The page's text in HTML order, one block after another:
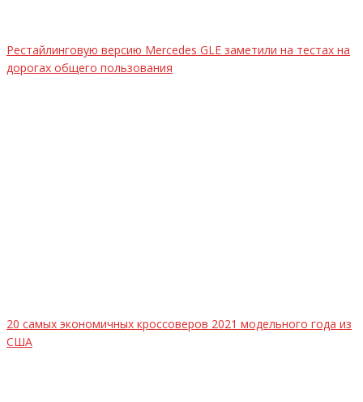
Рестайлинговую версию Mercedes GLE заметили на тестах на
дорогах общего пользования
20 самых экономичных кроссоверов 2021 модельного года из
США